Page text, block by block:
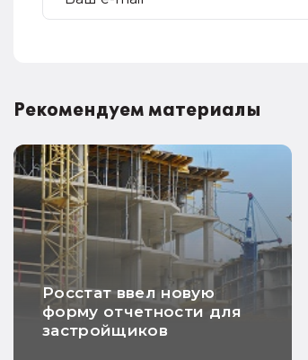
Рекомендуем материалы
Росстат ввел новую
форму отчетности для
застройщиков